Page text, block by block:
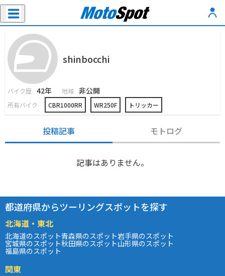
shinbocchi
バイク歴 42年 地域 非公開
所有バイク CBR1000RR WR250F トリッカー
投稿記事 モトログ
記事はありません。
都道府県からツーリングスポットを探す
北海道・東北
北海道のスポット青森県のスポット岩手県のスポット
宮城県のスポット秋田県のスポット山形県のスポット
福島県のスポット
関東